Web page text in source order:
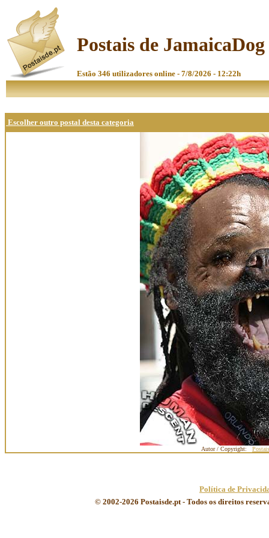
Postais de JamaicaDog
Estão 346 utilizadores online - 7/8/2026 - 12:22h
Escolher outro postal desta categoria
Autor / Copyright:
Política de
© 2002-2026 Postaisde.pt - Todos os direitos